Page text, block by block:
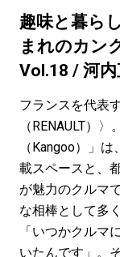
#LIFESTYLE
#SPORTS
趣味と暮ら
まれのカン
Vol.18 / 河内
フランスを代表
（RENAULT）
（Kangoo）」
載スペースと、
が魅力のクルマ
な相棒として多
「いつかクルマ
いたんです」。